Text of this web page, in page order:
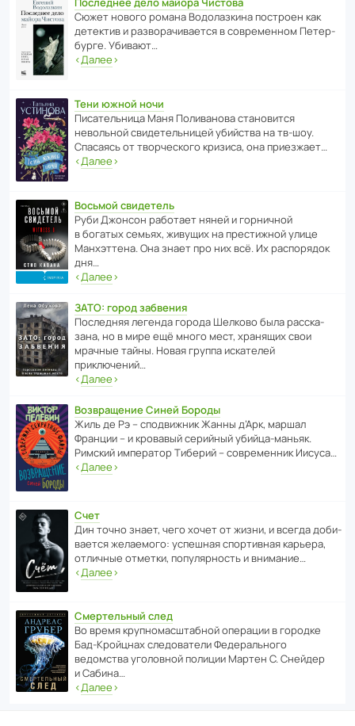
Сюжет нового романа Водо­ла­з­кина пост­роен как
дете­ктив и разво­ра­чи­ва­ется в совре­менном Пете­р­
бурге. Убивают…
‹Далее›
Тени южной ночи
Писа­тель­ница Маня Поли­ва­нова стано­вится
невольной свиде­тель­ницей убийства на тв-шоу.
Спасаясь от твор­че­с­кого кризиса, она приезжает…
‹Далее›
Восьмой свидетель
Руби Джонсон рабо­тает няней и горни­чной
в богатых семьях, живущих на прес­ти­жной улице
Манх­эт­тена. Она знает про них всё. Их распо­рядок
дня…
‹Далее›
ЗАТО: город забвения
После­дняя легенда города Шелково была расска­
зана, но в мире ещё много мест, хранящих свои
мрачные тайны. Новая группа иска­телей
приключений…
‹Далее›
Возвращение Синей Бороды
Жиль де Рэ – спод­ви­жник Жанны д’Арк, маршал
Франции – и кровавый серийный убийца-маньяк.
Римский импе­ратор Тиберий – совре­менник Иисуса…
‹Далее›
Счет
Дин точно знает, чего хочет от жизни, и всегда доби­
ва­ется жела­е­мого: успе­шная спор­ти­вная карьера,
отли­чные отметки, попу­ля­р­ность и внимание…
‹Далее›
Смертельный след
Во время круп­но­мас­ш­та­бной операции в городке
Бад‑Крой­цнах следо­ва­тели Феде­раль­ного
ведомства уголо­вной полиции Мартен С. Снейдер
и Сабина…
‹Далее›